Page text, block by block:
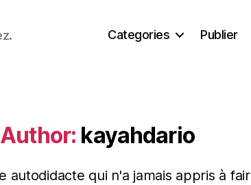
Categories Publier
Author: kayahdario
autodidacte qui n'a jamais appris à